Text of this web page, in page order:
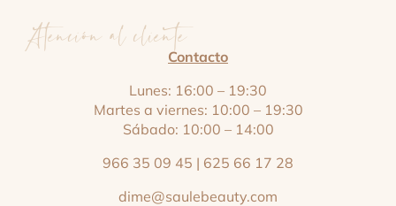
Atención al clienteContacto
Lunes: 16:00 – 19:30
Martes a viernes: 10:00 – 19:30
Sábado: 10:00 – 14:00
966 35 09 45 | 625 66 17 28
dime@saulebeauty.com